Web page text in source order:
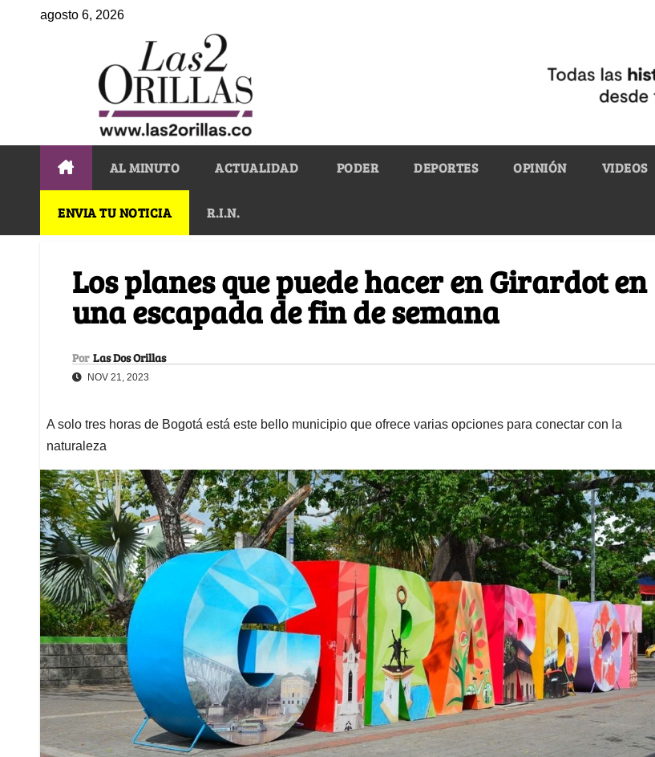
agosto 6, 2026
AL MINUTO ACTUALIDAD PODER DEPORTES OPINIÓN VIDEOS
ENVIA TU NOTICIA R.I.N.
Los planes que puede hacer en Girardot en
una escapada de fin de semana
Por Las Dos Orillas
NOV 21, 2023
A solo tres horas de Bogotá está este bello municipio que ofrece varias opciones para conectar con la
naturaleza